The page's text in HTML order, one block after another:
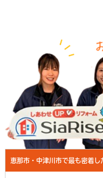
恵那市・中津川市で最も密着し